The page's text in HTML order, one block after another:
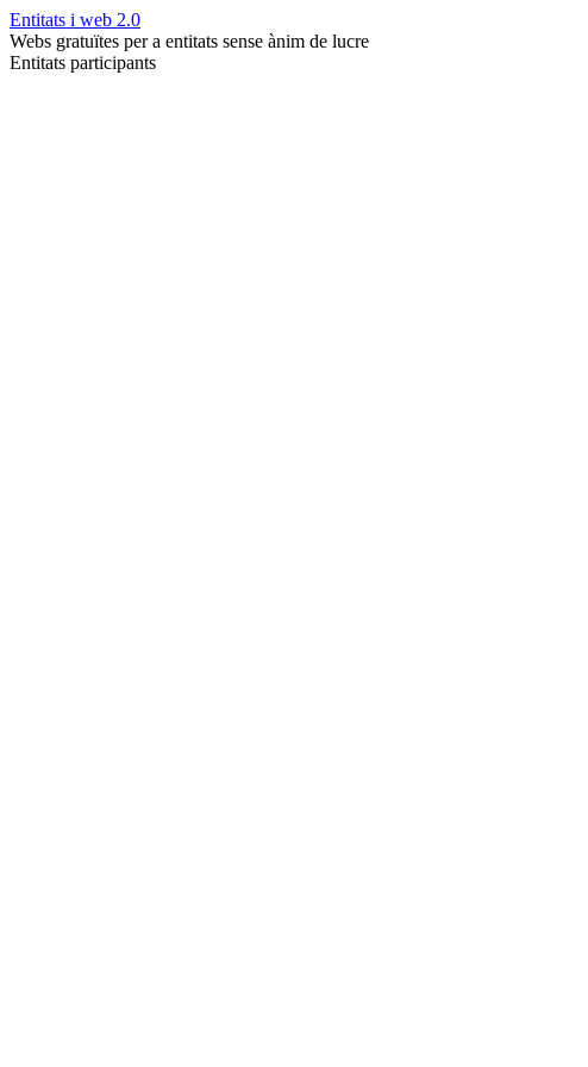
Entitats i web 2.0
Webs gratuïtes per a entitats sense ànim de lucre
Entitats participants